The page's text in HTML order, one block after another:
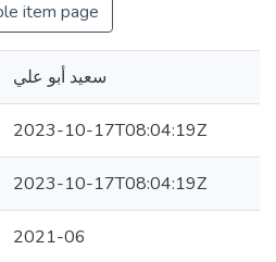
item page
سعيد أبو علي
2023-10-17T08:04:19Z
2023-10-17T08:04:19Z
2021-06